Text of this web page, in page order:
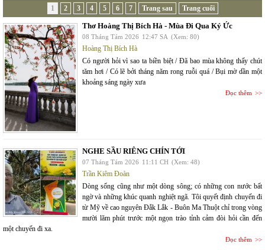
1 2 3 4 5 6 7 Trang sau Trang cuối
Thơ Hoàng Thị Bích Hà - Mùa Đi Qua Ký Ức
08 Tháng Tám 2026 12:47 SA (Xem: 80)
Hoàng Thị Bích Hà
Có người hỏi vì sao ta biền biệt / Đã bao mùa không thấy chút
tăm hơi / Có lẽ bởi tháng năm rong ruỗi quá / Bụi mờ dần một
khoảng sáng ngày xưa
Đọc thêm
NGHE SẦU RIÊNG CHÍN TỚI
07 Tháng Tám 2026 11:11 CH (Xem: 48)
Trần Kiêm Đoàn
Dòng sống cũng như một dòng sông; có những con nước bất
ngờ và những khúc quanh nghiệt ngã. Tôi quyết định chuyến đi
từ Mỹ về cao nguyên Đắk Lắk - Buôn Ma Thuột chỉ trong vòng
mười lăm phút trước một ngọn trào tỉnh cảm đòi hỏi cần đến
một chuyến đi xa.
Đọc thêm